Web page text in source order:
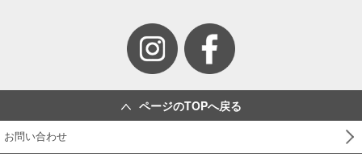
ページのTOPへ戻る
お問い合わせ